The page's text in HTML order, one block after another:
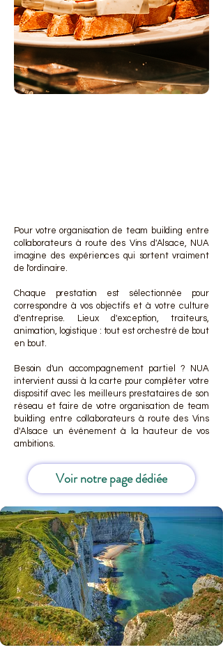
Pour votre organisation de team building entre
collaborateurs à route des Vins d'Alsace, NUA
imagine des expériences qui sortent vraiment
de l'ordinaire.
Chaque prestation est sélectionnée pour
correspondre à vos objectifs et à votre culture
d'entreprise. Lieux d'exception, traiteurs,
animation, logistique : tout est orchestré de bout
en bout.
Besoin d'un accompagnement partiel ? NUA
intervient aussi à la carte pour compléter votre
dispositif avec les meilleurs prestataires de son
réseau et faire de votre organisation de team
building entre collaborateurs à route des Vins
d'Alsace un événement à la hauteur de vos
ambitions.
Voir notre page dédiée